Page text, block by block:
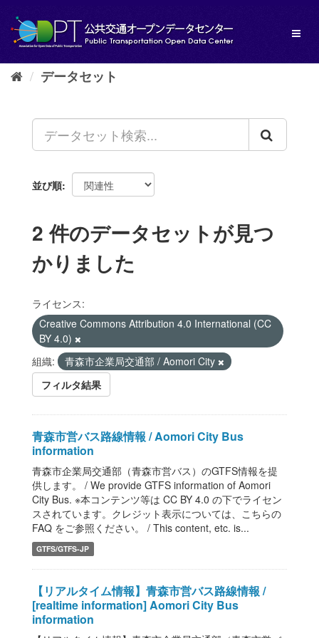
し
データセット
並び順
2 件のデータセットが見つ
かりました
ライセンス:
Creative Commons Attribution 4.0 International (CC
BY 4.0)
組織:
青森市企業局交通部 / Aomori City
フィルタ結果
青森市営バス路線情報 / Aomori City Bus
information
青森市企業局交通部（青森市営バス）のGTFS情報を提
供します。 / We provide GTFS information of Aomori
City Bus. ※本コンテンツ等は CC BY 4.0 の下でライセン
スされています。クレジット表示については、こちらの
FAQ をご参照ください。 / This content, etc. is...
GTFS/GTFS-JP
【リアルタイム情報】青森市営バス路線情報 /
[realtime information] Aomori City Bus
information